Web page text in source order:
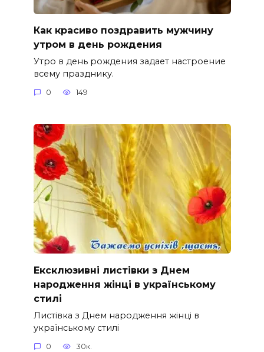
Как красиво поздравить мужчину
утром в день рождения
Утро в день рождения задает настроение
всему празднику.
0 149
Ексклюзивні листівки з Днем
народження жінці в українському
стилі
Листівка з Днем народження жінці в
українському стилі
0 30к.